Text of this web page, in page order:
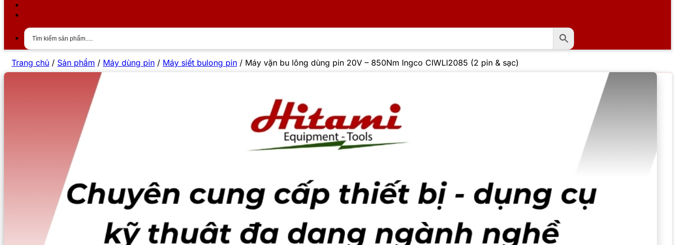
Trang chủ / Sản phẩm / Máy dùng pin / Máy siết bulong pin / Máy vặn bu lông dùng pin 20V – 850Nm Ingco CIWLI2085 (2 pin & sạc)